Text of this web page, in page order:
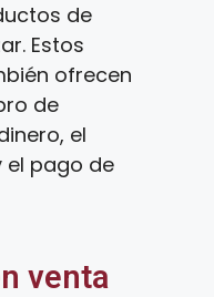
de
Estos
ofrecen
de
el
el pago de
venta